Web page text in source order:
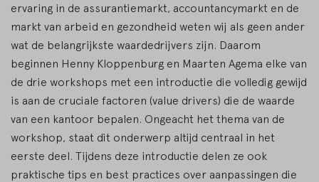
ervaring in de assurantiemarkt, accountancymarkt en de
markt van arbeid en gezondheid weten wij als geen ander
wat de belangrijkste waardedrijvers zijn. Daarom
beginnen Henny Kloppenburg en Maarten Agema elke van
de drie workshops met een introductie die volledig gewijd
is aan de cruciale factoren (value drivers) die de waarde
van een kantoor bepalen. Ongeacht het thema van de
workshop, staat dit onderwerp altijd centraal in het
eerste deel. Tijdens deze introductie delen ze ook
praktische tips en best practices over aanpassingen die